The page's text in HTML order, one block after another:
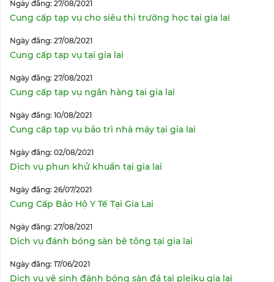
Ngày đăng: 27/08/2021
Cung cấp tạp vụ cho siêu thị trường học tại gia lai
Ngày đăng: 27/08/2021
Cung cấp tạp vụ tại gia lai
Ngày đăng: 27/08/2021
Cung cấp tạp vụ ngân hàng tại gia lai
Ngày đăng: 10/08/2021
Cung cấp tạp vụ bảo trì nhà máy tại gia lai
Ngày đăng: 02/08/2021
Dịch vụ phun khử khuẩn tại gia lai
Ngày đăng: 26/07/2021
Cung Cấp Bảo Hộ Y Tế Tại Gia Lai
Ngày đăng: 27/08/2021
Dịch vụ đánh bóng sàn bê tông tại gia lai
Ngày đăng: 17/06/2021
Dịch vụ vệ sinh đánh bóng sàn đá tại pleiku gia lai